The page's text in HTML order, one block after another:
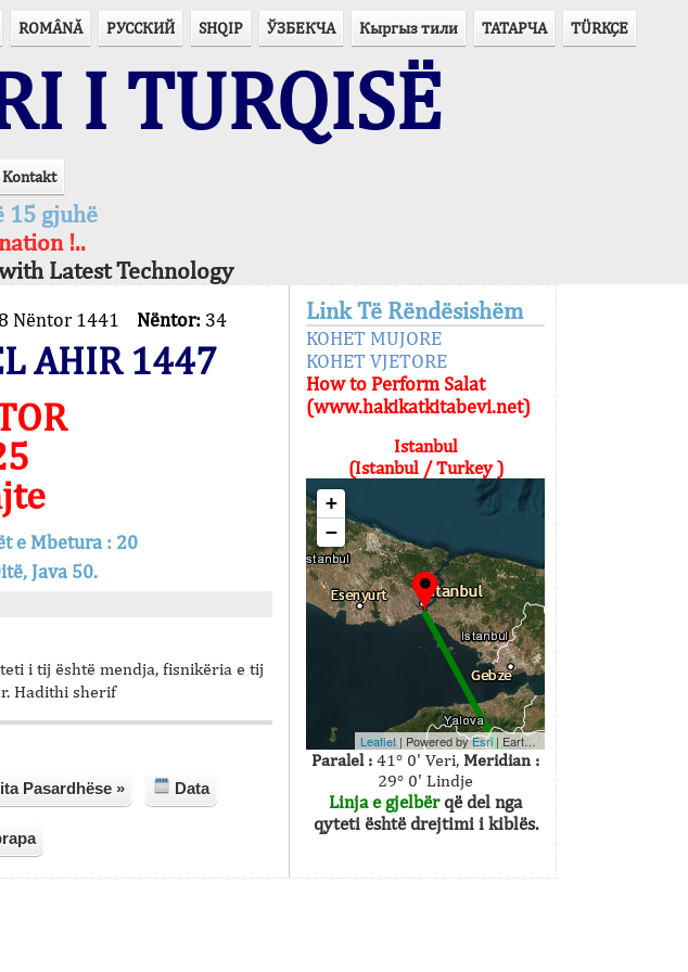
ROMÂNĂ РУССКИЙ SHQIP ЎЗБЕКЧА Кыргыз тили ТАТАРЧА TÜRKÇE
I TURQISË
Kontakt
15 gjuhë
!..
Latest Technology
Nëntor 1441 Nëntor: 34
AHIR 1447
e Mbetura : 20
Java 50.
i tij është mendja, fisnikëria e tij
Hadithi sherif
Pasardhëse » Data
Link Të Rëndësishëm
KOHET MUJORE
KOHET VJETORE
How to Perform Salat
(www.hakikatkitabevi.net)
Istanbul
(Istanbul / Turkey )
+
−
Leaflet | Powered byEsri| Earthstar Geographics
Paralel : 41° 0' Veri, Meridian :
29° 0' Lindje
Linja e gjelbërqë del nga
qyteti është drejtimi i kiblës.